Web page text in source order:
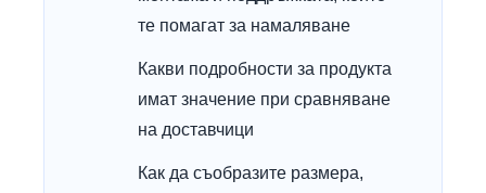
те помагат за намаляване
Какви подробности за продукта
имат значение при сравняване
на доставчици
Как да съобразите размера,